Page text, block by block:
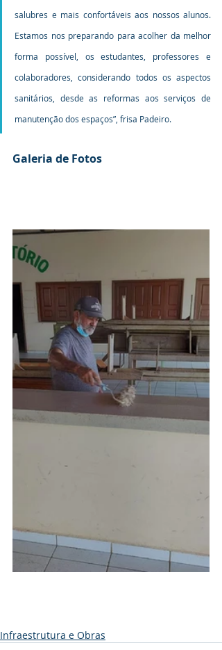
salubres e mais confortáveis aos nossos alunos.
Estamos nos preparando para acolher da melhor
forma possível, os estudantes, professores e
colaboradores, considerando todos os aspectos
sanitários, desde as reformas aos serviços de
manutenção dos espaços”, frisa Padeiro.
Galeria de Fotos
Infraestrutura e Obras